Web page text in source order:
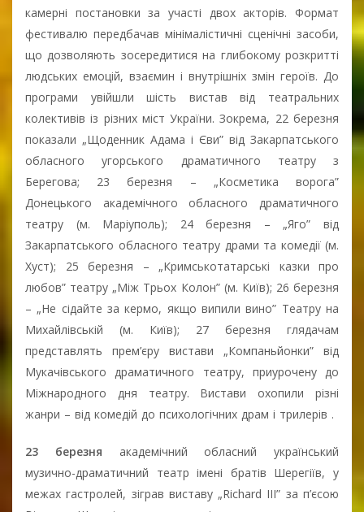
камерні постановки за участі двох акторів. Формат
фестивалю передбачав мінімалістичні сценічні засоби,
що дозволяють зосередитися на глибокому розкритті
людських емоцій, взаємин і внутрішніх змін героїв. До
програми увійшли шість вистав від театральних
колективів із різних міст України. Зокрема, 22 березня
показали „Щоденник Адама і Єви” від Закарпатського
обласного угорського драматичного театру з
Берегова; 23 березня – „Косметика ворога”
Донецького академічного обласного драматичного
театру (м. Маріуполь); 24 березня – „Яго” від
Закарпатського обласного театру драми та комедії (м.
Хуст); 25 березня – „Кримськотатарські казки про
любов” театру „Між Трьох Колон” (м. Київ); 26 березня
– „Не сідайте за кермо, якщо випили вино” Театру на
Михайлівській (м. Київ); 27 березня глядачам
представлять прем’єру вистави „Компаньйонки” від
Мукачівського драматичного театру, приурочену до
Міжнародного дня театру. Вистави охопили різні
жанри – від комедій до психологічних драм і трилерів .
23 березня академічний обласний український
музично-драматичний театр імені братів Шерегіїв, у
межах гастролей, зіграв виставу „Richard ІІІ” за п’єсою